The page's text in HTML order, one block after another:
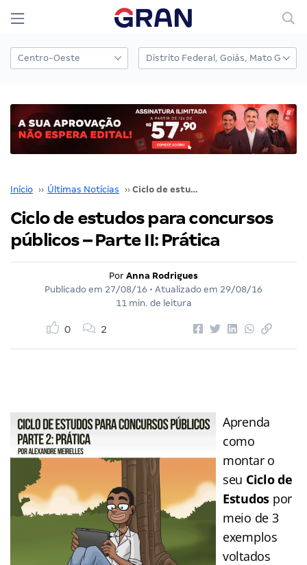
Início ›› Últimas Notícias ›› Ciclo de estudos para concursos públicos – Parte II: Prática
Ciclo de estudos para concursos
públicos – Parte II: Prática
Por Anna Rodrigues
Publicado em 27/08/16 • Atualizado em 29/08/16
11 min. de leitura
0 2
Aprenda
como
montar o
seu Ciclo de
Estudos por
meio de 3
exemplos
voltados